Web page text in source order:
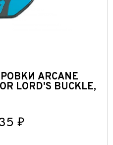
ARCANE
LORD'S BUCKLE,
₽